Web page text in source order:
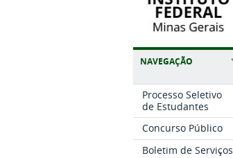
NAVEGAÇÃO
Processo Seletivo
de Estudantes
Concurso Público
Boletim de Serviços